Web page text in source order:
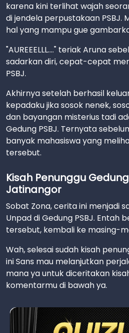
karena kini terlihat wajah
di jendela perpustakaan PSBJ.
hal yang mampu gue
"AUREEELLL...." teriak Aruna
sadarkan diri, cepat-cepat
PSBJ.
Akhirnya setelah berhasil
kepadaku jika sosok nenek,
dan bayangan misterius tadi
Gedung PSBJ. Ternyata
banyak mahasiswa yang
tersebut.
Kisah Penunggu
Jatinangor
Sobat Zona, cerita ini menjadi
Unpad di Gedung PSBJ. Entah
tersebut, kembali ke masing-
Wah, selesai sudah kisah
ini Sans mau melanjutkan
mana ya untuk diceritakan
komentarmu di bawah ya.